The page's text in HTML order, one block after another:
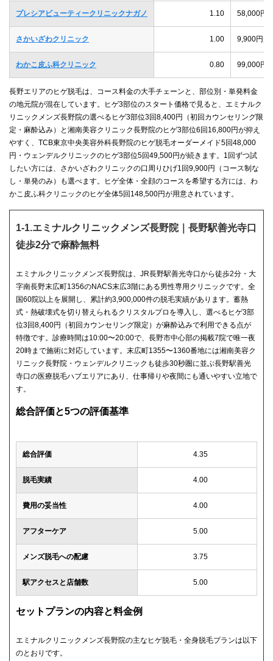
プレシアビューティークリニックナガノ 1.10 58,000円
さかいざわクリニック 1.00 9,900円／
わかこ皮ふ科クリニック 0.80 99,000円
長野エリアのヒゲ脱毛は、コース料金の大手チェーンと、部位別・単発料金
の地元院が混在しています。ヒゲ3部位のスタート価格で見ると、エミナルク
リニックメンズ長野院の選べるヒゲ3部位3回8,400円（初回カウンセリング限
定・麻酔込み）と湘南美容クリニック長野院のヒゲ3部位6回16,800円が抑え
やすく、TCB東京中央美容外科長野院のヒゲ脱毛オーダーメイド5回48,000
円・ウェンデルクリニックのヒゲ3部位5回49,500円が続きます。1回ずつ試
したい方には、さかいざわクリニックの口周りひげ1回9,900円（コース制な
し・単発のみ）も選べます。ヒゲ全体・全顔のコースを希望する方には、わ
かこ皮ふ科クリニックのヒゲ全体5回148,500円が用意されています。
1-1.エミナルクリニックメンズ長野院｜長野駅善光寺口
徒歩2分で麻酔無料
エミナルクリニックメンズ長野院は、JR長野駅善光寺口から徒歩2分・大
字南長野末広町1356のNACS末広3階にある男性専用クリニックです。全
国60院以上を展開し、累計約3,900,000件の脱毛実績があります。蓄熱
式・熱破壊式を切り替えられるクリスタルプロを導入し、選べるヒゲ3部
位3回8,400円（初回カウンセリング限定）が麻酔込みで利用できる点が
特徴です。診療時間は10:00〜20:00で、長野市中心部の掲載7院で唯一夜
20時まで施術に対応しています。末広町1355〜1360番地には湘南美容ク
リニック長野院・ウェンデルクリニックも徒歩30秒圏に並ぶ長野駅善光
寺口の医療脱毛ハブエリアにあり、仕事帰りや夜間にも通いやすい立地で
す。
総合評価と5つの評価基準
総合評価 4.35
脱毛実績 4.00
費用の妥当性 4.00
アフターケア 5.00
メンズ脱毛への配慮 3.75
駅アクセスと店舗数 5.00
セットプランの内容と料金例
エミナルクリニックメンズ長野院の主なヒゲ脱毛・全身脱毛プランは以下
のとおりです。